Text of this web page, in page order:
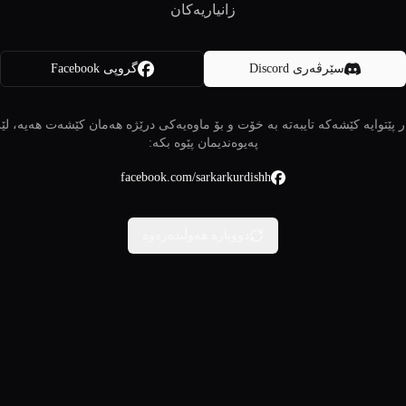
زانیاریەکان
سێرڤەری Discord گروپی Facebook
پێتوایە کێشەکە تایبەتە بە خۆت و بۆ ماوەیەکی درێژە هەمان کێشەت هەیە،
پەیوەندیمان پێوە بکە:
facebook.com/sarkarkurdishh